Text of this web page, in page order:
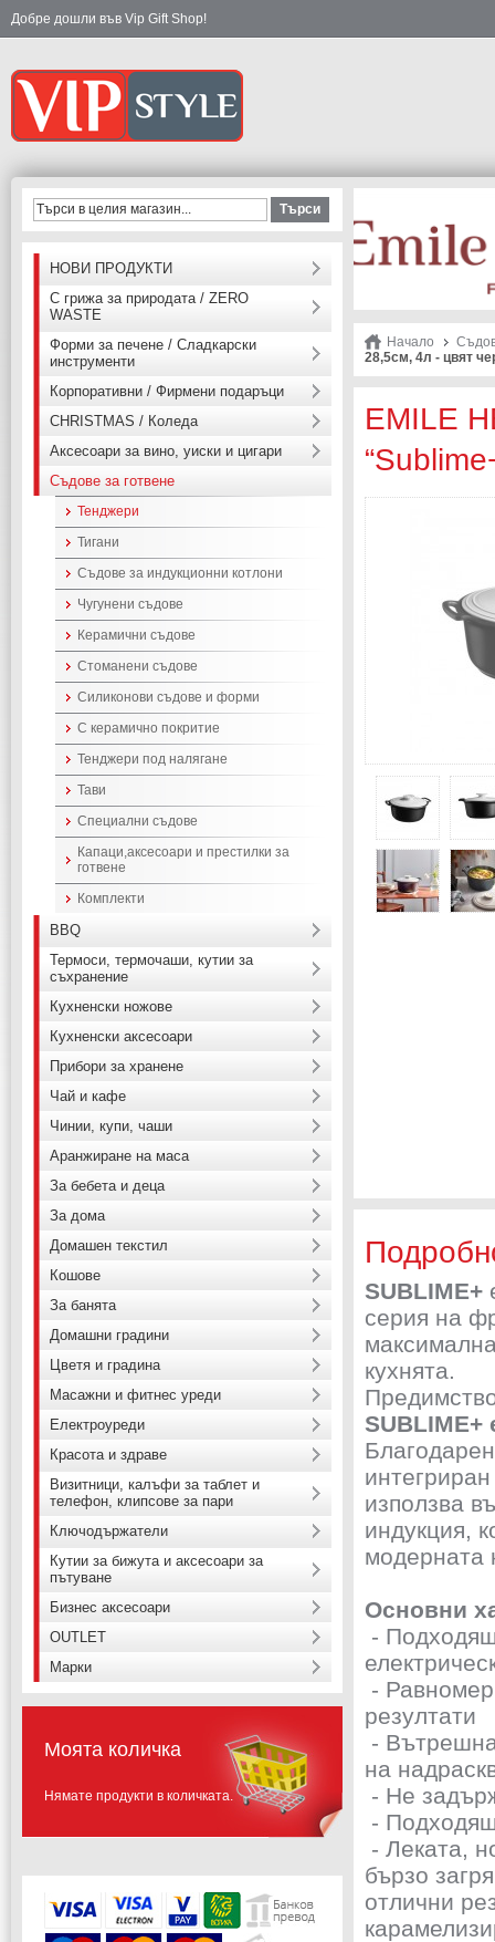
Добре дошли във Vip Gift Shop!
Начало
28,5см, 4л - цвят
EMILE
SUBLIME+
серия на
кухнята.
SUBLIME+
използва
индукция,
модерната
Основни
-
-
резултати
-
на
- Не
-
- Леката,
бързо
отлични
Търси
НОВИ ПРОДУКТИ
С грижа за природата / ZERO
WASTE
Форми за печене / Сладкарски
инструменти
Корпоративни / Фирмени подаръци
CHRISTMAS / Коледа
Аксесоари за вино, уиски и цигари
Съдове за готвене
Тенджери
Тигани
Съдове за индукционни котлони
Чугунени съдове
Керамични съдове
Стоманени съдове
Силиконови съдове и форми
С керамично покритие
Тенджери под налягане
Тави
Специални съдове
Капаци,аксесоари и престилки за
готвене
Комплекти
BBQ
Термоси, термочаши, кутии за
съхранение
Кухненски ножове
Кухненски аксесоари
Прибори за хранене
Чай и кафе
Чинии, купи, чаши
Аранжиране на маса
За бебета и деца
За дома
Домашен текстил
Кошове
За банята
Домашни градини
Цветя и градина
Масажни и фитнес уреди
Електроуреди
Красота и здраве
Визитници, калъфи за таблет и
телефон, клипсове за пари
Ключодържатели
Кутии за бижута и аксесоари за
пътуване
Бизнес аксесоари
OUTLET
Марки
Моята количка
Нямате продукти в количката.